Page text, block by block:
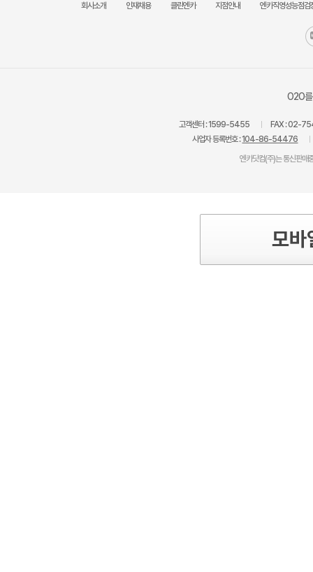
회사소개 인재채용 클린엔카 지점안내 엔카직영성능점검
O2O를
고객센터 :1599-5455 FAX :02-
사업자 등록번호 :104-86-54476
엔카닷컴(주)는 통신판매
모바